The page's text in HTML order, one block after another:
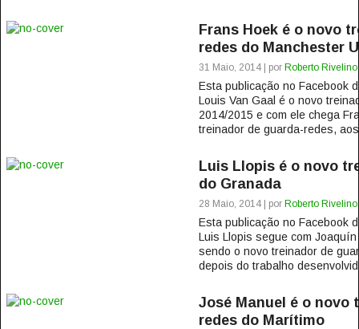
Frans Hoek é o novo
redes do Manchester
31 Maio, 2014 | por Roberto Rivelino
Esta publicação no Facebook
Louis Van Gaal é o novo
2014/2015 e com ele chega
treinador de guarda-redes,
Luis Llopis é o novo
do Granada
28 Maio, 2014 | por Roberto Rivelino
Esta publicação no Facebook
Luis Llopis segue com
sendo o novo treinador de
depois do trabalho
José Manuel é o novo
redes do Marítimo